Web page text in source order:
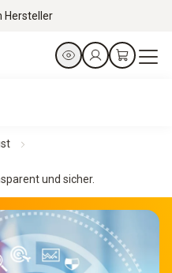
Hersteller
und sicher.